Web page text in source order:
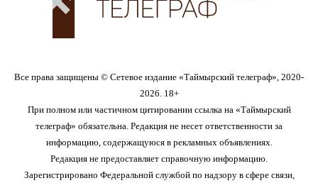
Все права защищены © Сетевое издание «Таймырский телеграф», 2020-
2026. 18+
При полном или частичном цитировании ссылка на «Таймырский
телеграф» обязательна. Редакция не несет ответственности за
информацию, содержащуюся в рекламных объявлениях.
Редакция не предоставляет справочную информацию.
Зарегистрировано Федеральной службой по надзору в сфере связи,